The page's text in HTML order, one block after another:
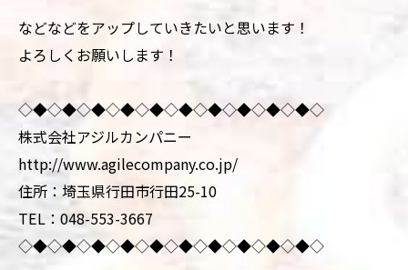
などなどをアップしていきたいと思います！
よろしくお願いします！
◇◆◇◆◇◆◇◆◇◆◇◆◇◆◇◆◇◆◇◆◇
株式会社アジルカンパニー
http://www.agilecompany.co.jp/
住所：埼玉県行田市行田25-10
TEL：048-553-3667
◇◆◇◆◇◆◇◆◇◆◇◆◇◆◇◆◇◆◇◆◇